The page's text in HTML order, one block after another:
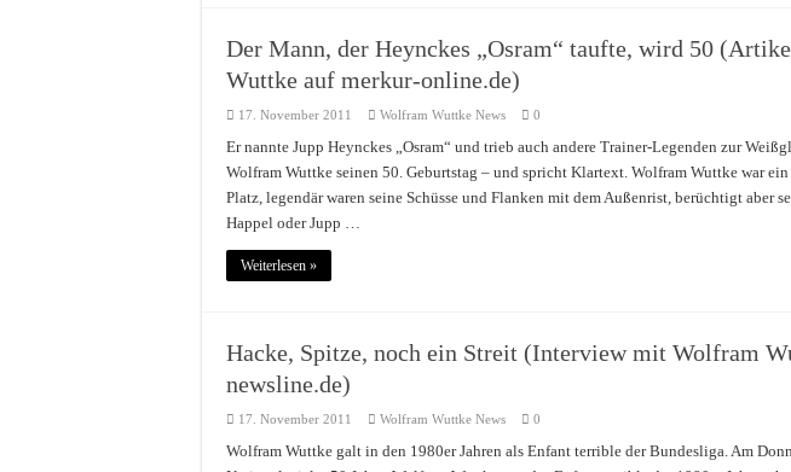
Der Mann, der Heynckes „Osram“ taufte, wird 50
Wuttke auf merkur-online.de)
17. November 2011 Wolfram Wuttke News 0
Er nannte Jupp Heynckes „Osram“ und trieb auch andere Trainer-Legenden zur
Wolfram Wuttke seinen 50. Geburtstag – und spricht Klartext. Wolfram Wuttke war
Platz, legendär waren seine Schüsse und Flanken mit dem Außenrist, berüchtigt aber
Happel oder Jupp …
Weiterlesen »
Hacke, Spitze, noch ein Streit (Interview mit Wolfram
newsline.de)
17. November 2011 Wolfram Wuttke News 0
Wolfram Wuttke galt in den 1980er Jahren als Enfant terrible der Bundesliga. Am